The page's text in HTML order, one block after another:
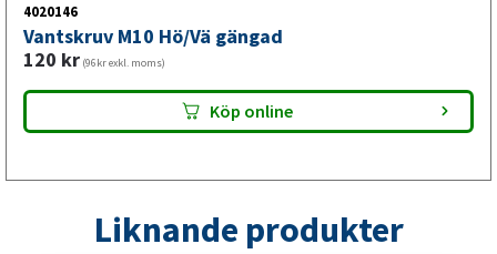
4020146
Vantskruv M10 Hö/Vä gängad
120 kr (96kr exkl. moms)
Köp online
Liknande produkter